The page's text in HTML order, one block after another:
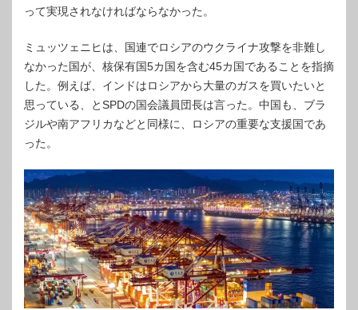
って実現されなければならなかった。
ミュッツェニヒは、国連でロシアのウクライナ攻撃を非難し
なかった国が、核保有国5カ国を含む45カ国であることを指摘
した。例えば、インドはロシアから大量のガスを買いたいと
思っている、とSPDの国会議員団長は言った。中国も、ブラ
ジルや南アフリカなどと同様に、ロシアの重要な支援国であ
った。